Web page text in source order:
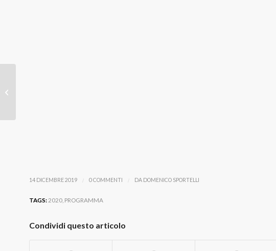
14 DICEMBRE 2019 / 0 COMMENTI / DA DOMENICO SPORTELLI
TAGS: 2020 PROGRAMMA
Condividi questo articolo